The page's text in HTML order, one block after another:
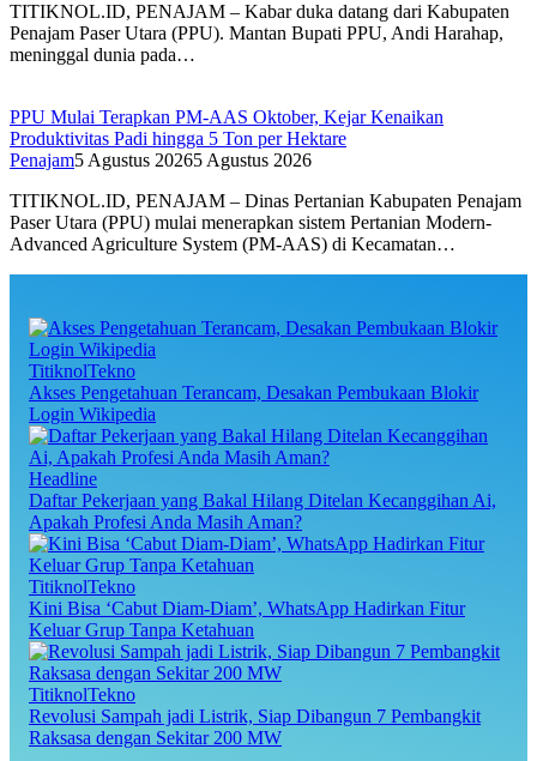
TITIKNOL.ID, PENAJAM – Kabar duka datang dari Kabupaten
Penajam Paser Utara (PPU). Mantan Bupati PPU, Andi Harahap,
meninggal dunia pada…
PPU Mulai Terapkan PM-AAS Oktober, Kejar Kenaikan
Produktivitas Padi hingga 5 Ton per Hektare
Penajam5 Agustus 20265 Agustus 2026
TITIKNOL.ID, PENAJAM – Dinas Pertanian Kabupaten Penajam
Paser Utara (PPU) mulai menerapkan sistem Pertanian Modern-
Advanced Agriculture System (PM-AAS) di Kecamatan…
TitiknolTekno
Akses Pengetahuan Terancam, Desakan Pembukaan Blokir
Login Wikipedia
Headline
Daftar Pekerjaan yang Bakal Hilang Ditelan Kecanggihan Ai,
Apakah Profesi Anda Masih Aman?
TitiknolTekno
Kini Bisa ‘Cabut Diam-Diam’, WhatsApp Hadirkan Fitur
Keluar Grup Tanpa Ketahuan
TitiknolTekno
Revolusi Sampah jadi Listrik, Siap Dibangun 7 Pembangkit
Raksasa dengan Sekitar 200 MW